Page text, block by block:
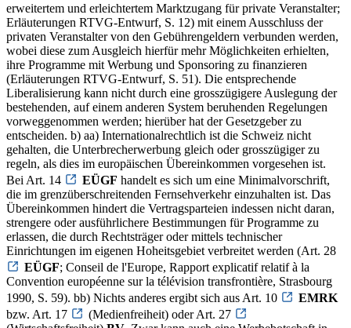
erweitertem und erleichtertem Marktzugang für private Veranstalter;
Erläuterungen RTVG-Entwurf, S. 12) mit einem Ausschluss der
privaten Veranstalter von den Gebührengeldern verbunden werden,
wobei diese zum Ausgleich hierfür mehr Möglichkeiten erhielten,
ihre Programme mit Werbung und Sponsoring zu finanzieren
(Erläuterungen RTVG-Entwurf, S. 51). Die entsprechende
Liberalisierung kann nicht durch eine grosszügigere Auslegung der
bestehenden, auf einem anderen System beruhenden Regelungen
vorweggenommen werden; hierüber hat der Gesetzgeber zu
entscheiden. b) aa) Internationalrechtlich ist die Schweiz nicht
gehalten, die Unterbrecherwerbung gleich oder grosszügiger zu
regeln, als dies im europäischen Übereinkommen vorgesehen ist.
Bei Art. 14
EÜGF handelt es sich um eine Minimalvorschrift,
die im grenzüberschreitenden Fernsehverkehr einzuhalten ist. Das
Übereinkommen hindert die Vertragsparteien indessen nicht daran,
strengere oder ausführlichere Bestimmungen für Programme zu
erlassen, die durch Rechtsträger oder mittels technischer
Einrichtungen im eigenen Hoheitsgebiet verbreitet werden (Art. 28
EÜGF; Conseil de l'Europe, Rapport explicatif relatif à la
Convention européenne sur la télévision transfrontière, Strasbourg
1990, S. 59). bb) Nichts anderes ergibt sich aus Art. 10
EMRK
bzw. Art. 17
(Medienfreiheit) oder Art. 27